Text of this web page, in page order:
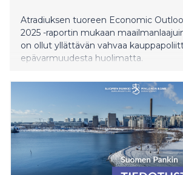
Atradiuksen tuoreen Economic
2025 -raportin mukaan
on ollut yllättävän vahvaa
epävarmuudesta huolimatta.